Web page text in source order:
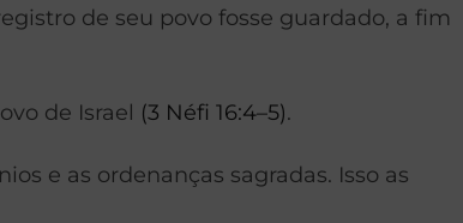
de seu povo fosse guardado, a fim
de Israel (3 Néfi 16:4–5).
e as ordenanças sagradas. Isso as